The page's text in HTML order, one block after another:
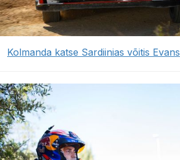
Kolmanda katse Sardiinias võitis Evans